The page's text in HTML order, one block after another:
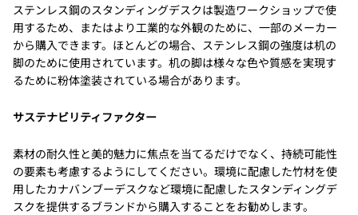
ステンレス鋼のスタンディングデスクは製造ワークショップで使
用するため、またはより工業的な外観のために、一部のメーカー
から購入できます。ほとんどの場合、ステンレス鋼の強度は机の
脚のために使用されています。机の脚は様々な色や質感を実現す
るために粉体塗装されている場合があります。
サステナビリティファクター
素材の耐久性と美的魅力に焦点を当てるだけでなく、持続可能性
の要素も考慮するようにしてください。環境に配慮した竹材を使
用したカナバンブーデスクなど環境に配慮したスタンディングデ
スクを提供するブランドから購入することをお勧めします。